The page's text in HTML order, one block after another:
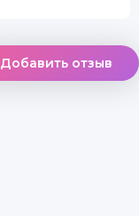
Добавить отзыв